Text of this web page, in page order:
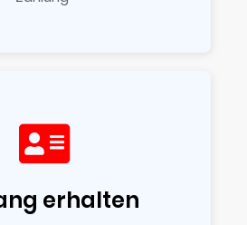
erhalten